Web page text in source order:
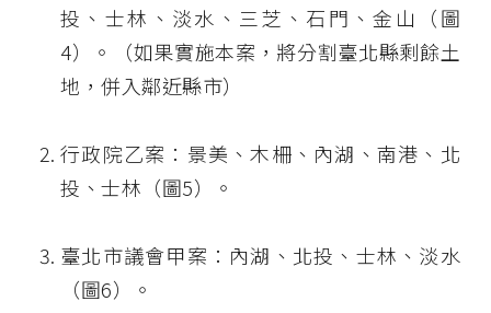
投、士林、淡水、三芝、石門、金山（圖
4）。（如果實施本案，將分割臺北縣剩餘土
地，併入鄰近縣市）
行政院乙案：景美、木柵、內湖、南港、北
投、士林（圖5）。
臺北市議會甲案：內湖、北投、士林、淡水
（圖6）。